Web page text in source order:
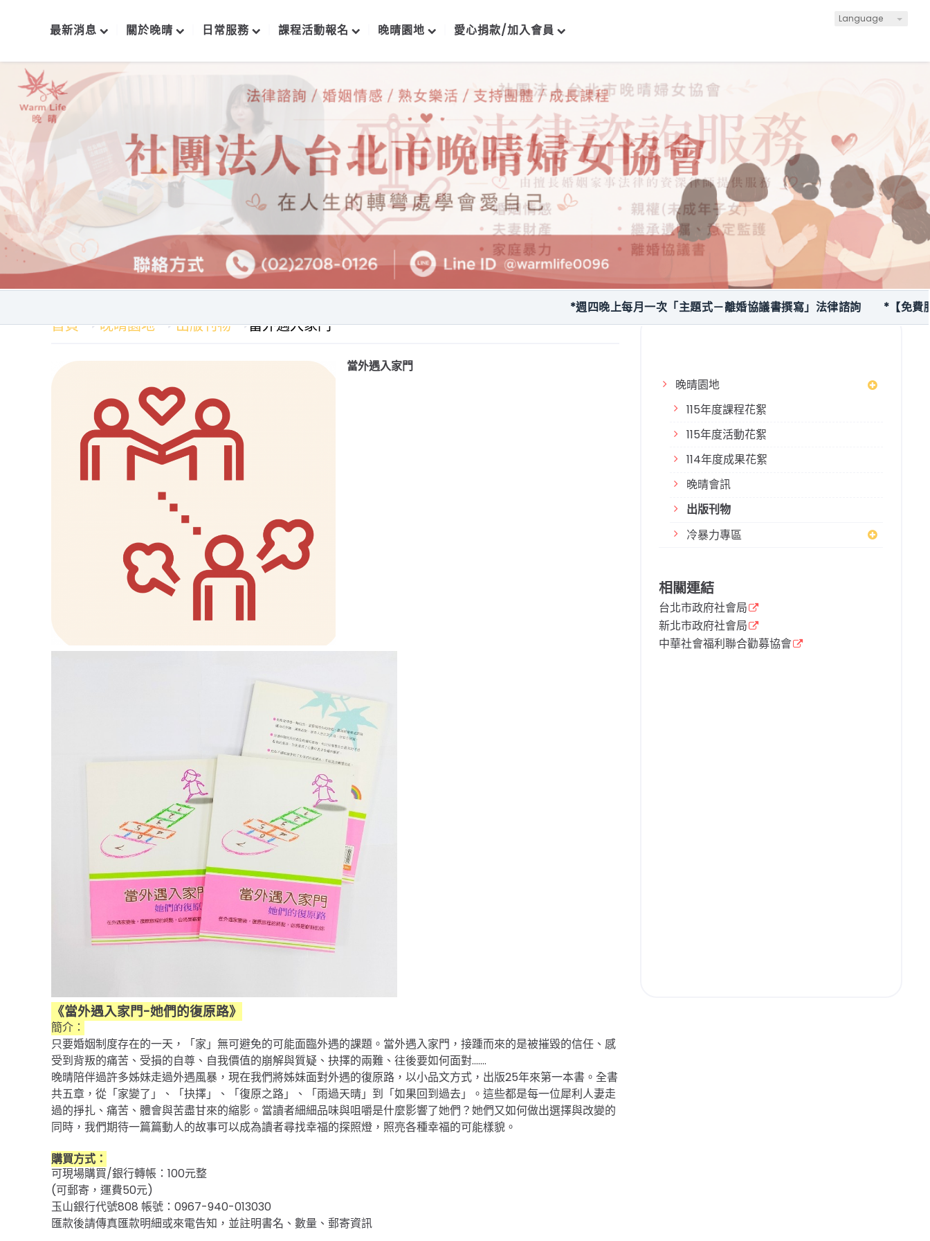
Language
最新消息 關於晚晴 日常服務 課程活動報名 晚晴園地 愛心捐款/加入會員
晚晴園地
115年度課程花絮
115年度活動花絮
114年度成果花絮
晚晴會訊
出版刊物
冷暴力專區
相關連結
台北市政府社會局
新北市政府社會局
中華社會福利聯合勸募協會
*週四晚上每月一次「主題式－離婚協議書撰寫」法律諮詢 *【免費服務】關
首頁 晚晴園地 出版刊物 當外遇入家門
當外遇入家門
《當外遇入家門-她們的復原路》
簡介：
只要婚姻制度存在的一天，「家」無可避免的可能面臨外遇的課題。當外遇入家門，接踵而來的是被摧毀的信任、感
受到背叛的痛苦、受損的自尊、自我價值的崩解與質疑、抉擇的兩難、往後要如何面對.......
晚晴陪伴過許多姊妹走過外遇風暴，現在我們將姊妹面對外遇的復原路，以小品文方式，出版25年來第一本書。全書
共五章，從「家變了」、「抉擇」、「復原之路」、「雨過天晴」到「如果回到過去」。這些都是每一位犀利人妻走
過的掙扎、痛苦、體會與苦盡甘來的縮影。當讀者細細品味與咀嚼是什麼影響了她們？她們又如何做出選擇與改變的
同時，我們期待一篇篇動人的故事可以成為讀者尋找幸福的探照燈，照亮各種幸福的可能樣貌。
購買方式：
可現場購買/銀行轉帳：100元整
(可郵寄，運費50元)
玉山銀行代號808 帳號：0967-940-013030
匯款後請傳真匯款明細或來電告知，並註明書名、數量、郵寄資訊